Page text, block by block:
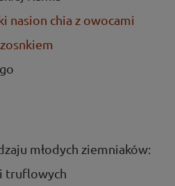
nasion chia z owocami
młodych ziemniaków:
i truflowych